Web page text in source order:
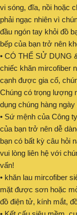
vi sóng, đĩa, nồi hoặc
phải ngạc nhiên vì
đầu ngón tay khỏi đồ
bếp của bạn trở nên
• CÓ THỂ SỬ DỤNG
chiếc khăn mircofiber
cạnh được gia cố,
Chúng có trọng lượng
dụng chúng hàng
• Sứ mệnh của Công
của bạn trở nên dễ
bạn có bất kỳ câu hỏi
vui lòng liên hệ với
vấn!
• khăn lau mircofiber
mặt được sơn hoặc
đồ điện tử, kính mắt,